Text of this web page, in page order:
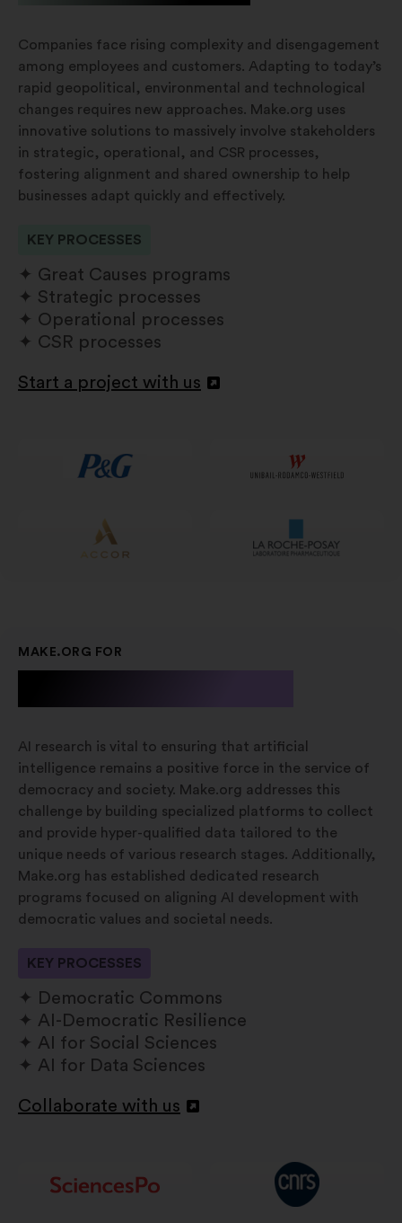
Companies face rising complexity and disengagement
among employees and customers. Adapting to today’s
rapid geopolitical, environmental and technological
changes requires new approaches. Make.org uses
innovative solutions to massively involve stakeholders
in strategic, operational, and CSR processes,
fostering alignment and shared ownership to help
businesses adapt quickly and effectively.
KEY PROCESSES
Great Causes programs
Strategic processes
Operational processes
CSR processes
Start a project with us
Deschidere
MAKE.ORG FOR
AI research is vital to ensuring that artificial
intelligence remains a positive force in the service of
democracy and society. Make.org addresses this
challenge by building specialized platforms to collect
and provide hyper-qualified data tailored to the
unique needs of various research stages. Additionally,
Make.org has established dedicated research
programs focused on aligning AI development with
democratic values and societal needs.
KEY PROCESSES
Democratic Commons
AI-Democratic Resilience
AI for Social Sciences
AI for Data Sciences
Collaborate with us
Deschidere